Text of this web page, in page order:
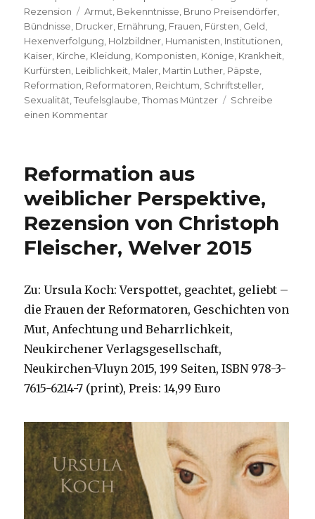
am
Rezension
Schlagwörter
Armut, Bekenntnisse, Bruno Preisendörfer,
Bündnisse, Drucker, Ernährung, Frauen, Fürsten, Geld,
Hexenverfolgung, Holzbildner, Humanisten, Institutionen,
Kaiser, Kirche, Kleidung, Komponisten, Könige, Krankheit,
Kurfürsten, Leiblichkeit, Maler, Martin Luther, Päpste,
Reformation, Reformatoren, Reichtum, Schriftsteller,
Sexualität,Teufelsglaube,Thomas Müntzer
Schreibe
einen Kommentarzu
Reformationszeitalters,
von
Christoph
Fleischer,
Welver
Reformation aus
weiblicher Perspektive,
Rezension von Christoph
Fleischer, Welver 2015
Zu: Ursula Koch: Verspottet, geachtet, geliebt –
die Frauen der Reformatoren, Geschichten von
Mut, Anfechtung und Beharrlichkeit,
Neukirchener Verlagsgesellschaft,
Neukirchen-Vluyn 2015, 199 Seiten, ISBN 978-3-
7615-6214-7 (print), Preis: 14,99 Euro